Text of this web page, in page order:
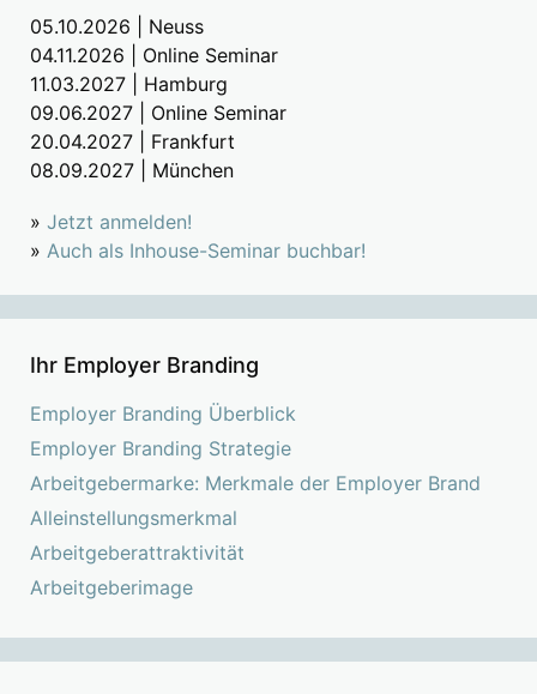
05.10.2026 | Neuss
04.11.2026 | Online Seminar
11.03.2027 | Hamburg
09.06.2027 | Online Seminar
20.04.2027 | Frankfurt
08.09.2027 | München
» Jetzt anmelden!
» Auch als Inhouse-Seminar buchbar!
Ihr Employer Branding
Employer Branding Überblick
Employer Branding Strategie
Arbeitgebermarke: Merkmale der Employer Brand
Alleinstellungsmerkmal
Arbeitgeberattraktivität
Arbeitgeberimage